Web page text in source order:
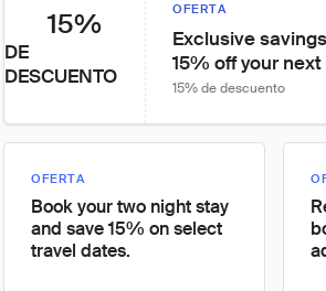
15%
DE
DESCUENTO
OFERTA
Exclusive
15% off your
15% de descuento
OFERTA
Book your two night stay
and save 15% on select
travel dates.